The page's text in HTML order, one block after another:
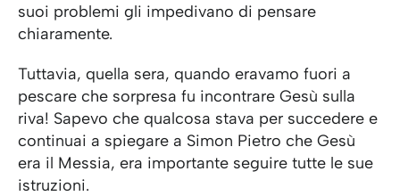
suoi problemi gli impedivano di pensare
chiaramente.
Tuttavia, quella sera, quando eravamo fuori a
pescare che sorpresa fu incontrare Gesù sulla
riva! Sapevo che qualcosa stava per succedere e
continuai a spiegare a Simon Pietro che Gesù
era il Messia, era importante seguire tutte le sue
istruzioni.